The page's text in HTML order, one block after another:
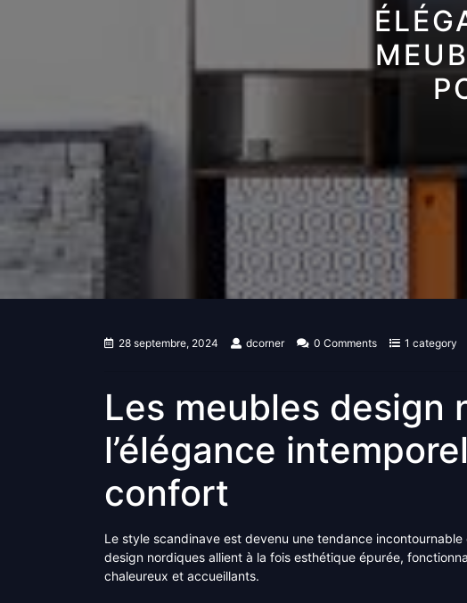
28 septembre, 2024 dcorner 0 Comments 1 category
Les meubles design
l’élégance
confort
Le style scandinave est devenu une tendance
design nordiques allient à la fois esthétique épurée,
chaleureux et accueillants.